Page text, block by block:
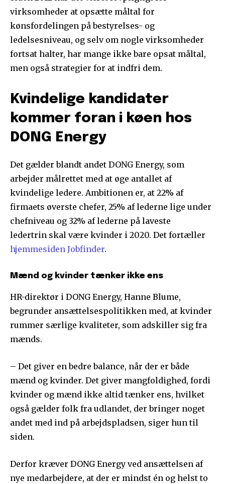
virksomheder at opsætte måltal for
kønsfordelingen på bestyrelses- og
ledelsesniveau, og selv om nogle virksomheder
fortsat halter, har mange ikke bare opsat måltal,
men også strategier for at indfri dem.
Kvindelige kandidater
kommer foran i køen hos
DONG Energy
Det gælder blandt andet DONG Energy, som
arbejder målrettet med at øge antallet af
kvindelige ledere. Ambitionen er, at 22% af
firmaets øverste chefer, 25% af lederne lige under
chefniveau og 32% af lederne på laveste
ledertrin skal være kvinder i 2020. Det fortæller
hjemmesiden Jobfinder.
Mænd og kvinder tænker ikke ens
HR-direktør i DONG Energy, Hanne Blume,
begrunder ansættelsespolitikken med, at kvinder
rummer særlige kvaliteter, som adskiller sig fra
mænds.
– Det giver en bedre balance, når der er både
mænd og kvinder. Det giver mangfoldighed, fordi
kvinder og mænd ikke altid tænker ens, hvilket
også gælder folk fra udlandet, der bringer noget
andet med ind på arbejdspladsen, siger hun til
siden.
Derfor kræver DONG Energy ved ansættelsen af
nye medarbejdere, at der er mindst én og helst to